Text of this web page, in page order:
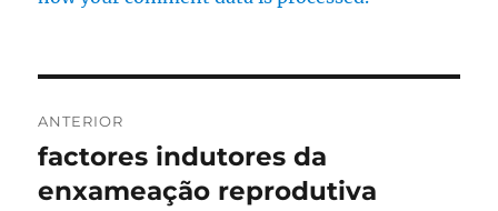
de
artigos
ANTERIOR
Artigo
anterior:
factores indutores da
enxameação reprodutiva